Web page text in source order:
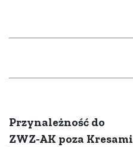
Przynależność do
ZWZ-AK poza Kresami